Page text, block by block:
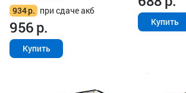
934р. при сдаче акб
956р.
Купить
Купить